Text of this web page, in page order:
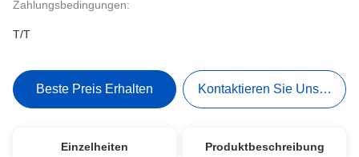
Zahlungsbedingungen:
T/T
Beste Preis Erhalten Kontaktieren Sie Uns Jetzt
Einzelheiten Produktbeschreibung